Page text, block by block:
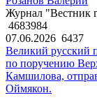
Журнал "Вестник
4683984
07.06.2026 6437
Великий русский
по поручению
Камшилова,
Оймякон.